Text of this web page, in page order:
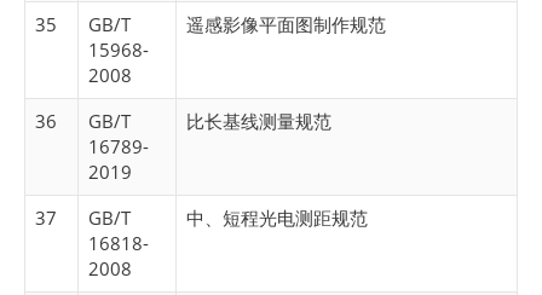
35
GB/T
15968-
2008
遥感影像平面图制作规范
36
GB/T
16789-
2019
比长基线测量规范
37
GB/T
16818-
2008
中、短程光电测距规范